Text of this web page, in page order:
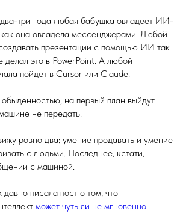
три года любая бабушка овладеет ИИ-
она овладела мессенджерами. Любой
презентации с помощью ИИ так
делал это в PowerPoint. А любой
пойдет в Cursor или Claude.
обыденностью, на первый план выйдут
не передать.
ровно два: умение продавать и умение
с людьми. Последнее, кстати,
с машиной.
писала пост о том, что
может чуть ли не мгновенно